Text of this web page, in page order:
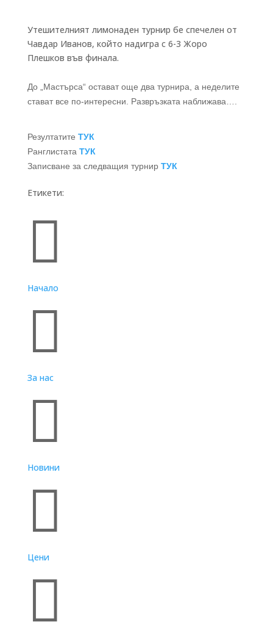
Утешителният лимонаден турнир бе спечелен от
Чавдар Иванов, който надигра с 6-3 Жоро
Плешков във финала.
До „Мастърса“ остават още два турнира, а неделите
стават все по-интересни. Развръзката наближава….
Резултатите ТУК
Ранглистата ТУК
Записване за следващия турнир ТУК
Етикети:

Начало

За нас

Новини

Цени
